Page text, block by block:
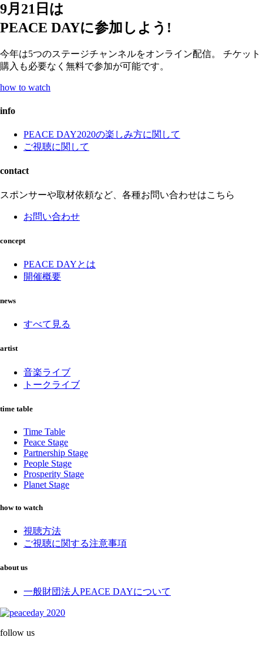
9月 21 日は
PEACE DAYに参加しよう!
今年は5つのステージチャンネルをオンライン配信。
チケット
購入も必要なく無料で参加が可能です。
how to watch
info
PEACE DAY2020の楽しみ方に関して
ご視聴に関して
contact
スポンサーや取材依頼など、各種お問い合わせはこちら
お問い合わせ
concept
PEACE DAYとは
開催概要
news
すべて見る
artist
音楽ライブ
トークライブ
time table
Time Table
Peace Stage
Partnership Stage
People Stage
Prosperity Stage
Planet Stage
how to watch
視聴方法
ご視聴に関する注意事項
about us
一般財団法人PEACE DAYについて
follow us